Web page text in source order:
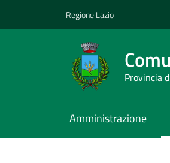
Regione Lazio
Provincia
Amministrazione